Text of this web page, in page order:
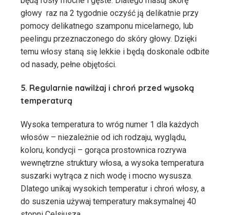
głowy raz na 2 tygodnie oczyść ją delikatnie przy
pomocy delikatnego szamponu micelarnego, lub
peelingu przeznaczonego do skóry głowy. Dzięki
temu włosy staną się lekkie i będą doskonale odbite
od nasady, pełne objętości.
5. Regularnie nawilżaj i chroń przed wysoką
temperaturą
Wysoka temperatura to wróg numer 1 dla każdych
włosów – niezależnie od ich rodzaju, wyglądu,
koloru, kondycji – gorąca prostownica rozrywa
wewnętrzne struktury włosa, a wysoka temperatura
suszarki wytrąca z nich wodę i mocno wysusza.
Dlatego unikaj wysokich temperatur i chroń włosy, a
do suszenia używaj temperatury maksymalnej 40